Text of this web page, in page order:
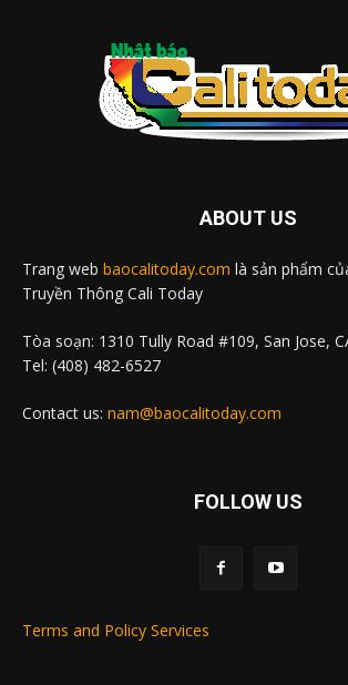
ABOUT US
Trang web baocalitoday.com là sản phẩm
Truyền Thông Cali Today
Tòa soạn: 1310 Tully Road #109, San Jose,
Tel: (408) 482-6527
Contact us: nam@baocalitoday.com
FOLLOW US
Terms and Policy Services